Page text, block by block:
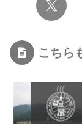
こちら